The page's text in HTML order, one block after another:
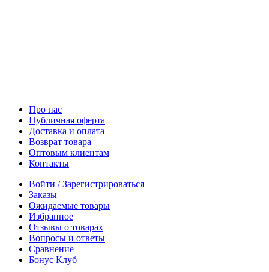
Про нас
Публичная оферта
Доставка и оплата
Возврат товара
Оптовым клиентам
Контакты
Войти / Зарегистрироваться
Заказы
Ожидаемые товары
Избранное
Отзывы о товарах
Вопросы и ответы
Сравнение
Бонус Клуб